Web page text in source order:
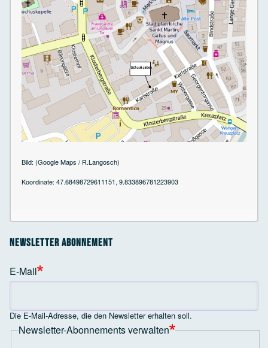
Bild: (Google Maps / R.Langosch)
Koordinate: 47.68498729611151, 9.833896781223903
Newsletter Abonnement
E-Mail
Die E-Mail-Adresse, die den Newsletter erhalten soll.
Newsletter-Abonnements verwalten